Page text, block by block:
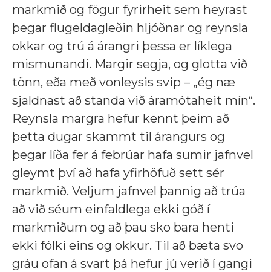
markmið og fögur fyrirheit sem heyrast
þegar flugeldagleðin hljóðnar og reynsla
okkar og trú á árangri þessa er líklega
mismunandi. Margir segja, og glotta við
tönn, eða með vonleysis svip – „ég næ
sjaldnast að standa við áramótaheit mín“.
Reynsla margra hefur kennt þeim að
þetta dugar skammt til árangurs og
þegar líða fer á febrúar hafa sumir jafnvel
gleymt því að hafa yfirhöfuð sett sér
markmið. Veljum jafnvel þannig að trúa
að við séum einfaldlega ekki góð í
markmiðum og að þau sko bara henti
ekki fólki eins og okkur. Til að bæta svo
gráu ofan á svart þá hefur jú verið í gangi